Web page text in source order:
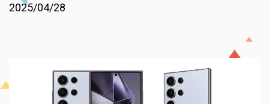
2025/04/28